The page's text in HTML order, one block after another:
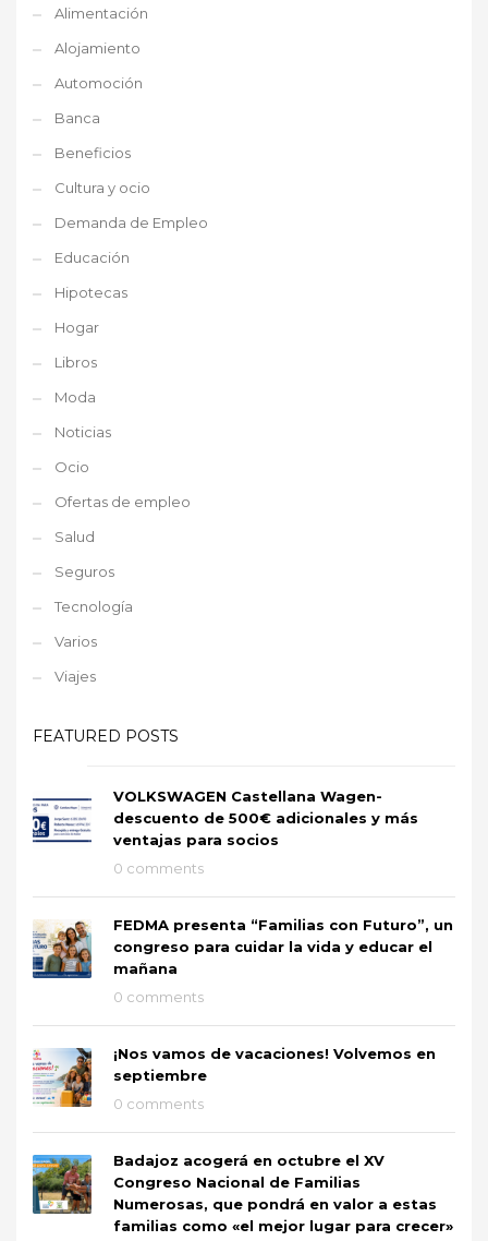
Alimentación
Alojamiento
Automoción
Banca
Beneficios
Cultura y ocio
Demanda de Empleo
Educación
Hipotecas
Hogar
Libros
Moda
Noticias
Ocio
Ofertas de empleo
Salud
Seguros
Tecnología
Varios
Viajes
FEATURED POSTS
VOLKSWAGEN Castellana Wagen-
descuento de 500€ adicionales y más
ventajas para socios
0 comments
FEDMA presenta “Familias con Futuro”, un
congreso para cuidar la vida y educar el
mañana
0 comments
¡Nos vamos de vacaciones! Volvemos en
septiembre
0 comments
Badajoz acogerá en octubre el XV
Congreso Nacional de Familias
Numerosas, que pondrá en valor a estas
familias como «el mejor lugar para crecer»